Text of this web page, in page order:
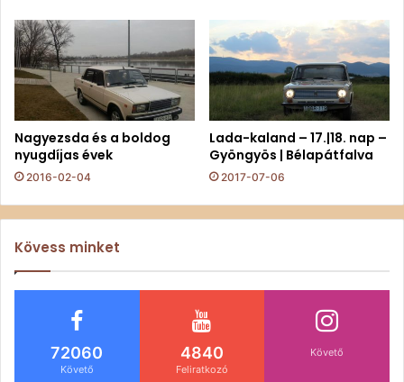
Nagyezsda és a boldog
nyugdíjas évek
2016-02-04
Lada-kaland – 17.|18. nap –
Gyöngyös | Bélapátfalva
2017-07-06
Kövess minket
72060
Követő
4840
Feliratkozó
Követő